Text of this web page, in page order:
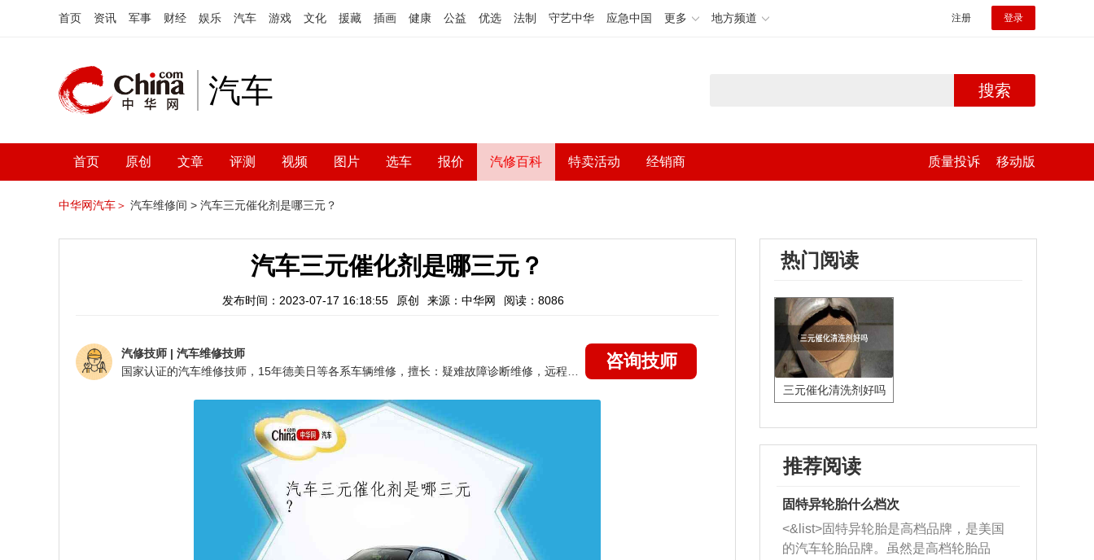
首页 资讯 军事 财经 娱乐 汽车 游戏 文化 援藏 插画 健康 公益 优选 法制 守艺中华 应急中国 更多 地方频道 注册 登录
汽车 搜索
首页 原创 文章 评测 视频 图片 选车 报价 汽修百科 特卖活动 经销商 质量投诉 移动版
中华网汽车＞ 汽车维修间 > 汽车三元催化剂是哪三元？
汽车三元催化剂是哪三元？
发布时间：2023-07-17 16:18:55 原创 来源：中华网 阅读：8086
汽修技师 | 汽车维修技师
咨询技师
热门阅读
三元催化清洗剂好吗
推荐阅读
固特异轮胎什么档次
<&list>固特异轮胎是高档品牌，是美国
的汽车轮胎品牌。虽然是高档轮胎品